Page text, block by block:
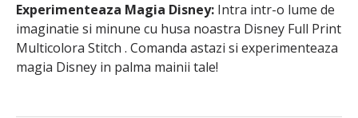
Experimenteaza Magia Disney: Intra intr-o lume de
imaginatie si minune cu husa noastra Disney Full Print
Multicolora Stitch . Comanda astazi si experimenteaza
magia Disney in palma mainii tale!